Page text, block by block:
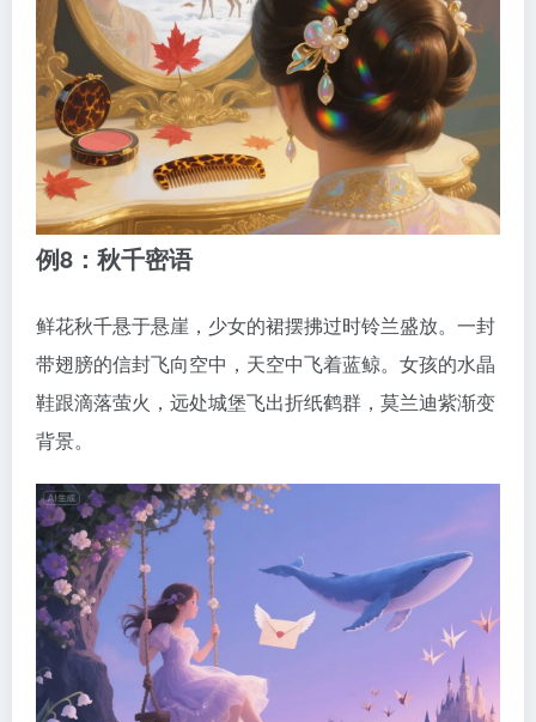
例8：秋千密语
鲜花秋千悬于悬崖，少女的裙摆拂过时铃兰盛放。一封
带翅膀的信封飞向空中，天空中飞着蓝鲸。女孩的水晶
鞋跟滴落萤火，远处城堡飞出折纸鹤群，莫兰迪紫渐变
背景。